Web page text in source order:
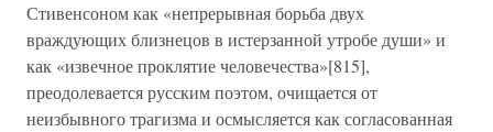
Стивенсоном как «непрерывная борьба двух
враждующих близнецов в истерзанной утробе души» и
как «извечное проклятие человечества»[815],
преодолевается русским поэтом, очищается от
неизбывного трагизма и осмысляется как согласованная